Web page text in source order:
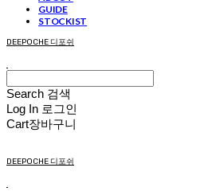
GUIDE
STOCKIST
DEEPOCHE 디포쉬
Search 검색
Log In 로그인
Cart장바구니
DEEPOCHE 디포쉬